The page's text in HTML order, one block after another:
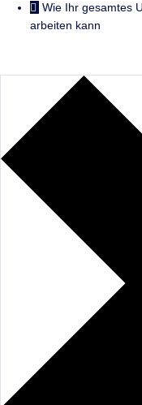
Wie Ihr gesamtes
arbeiten kann